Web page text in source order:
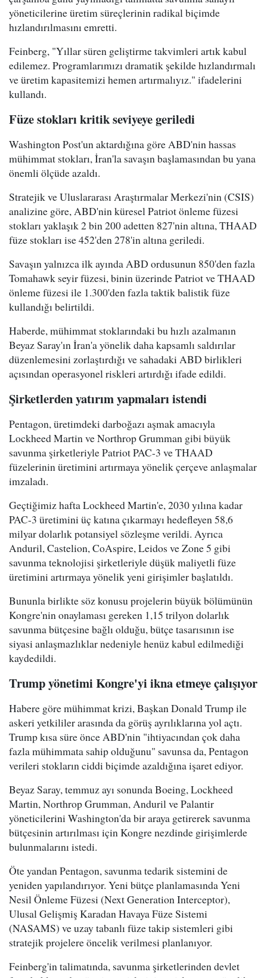
yöneticilerine üretim süreçlerinin radikal biçimde
hızlandırılmasını emretti.
Feinberg, "Yıllar süren geliştirme takvimleri artık kabul
edilemez. Programlarımızı dramatik şekilde hızlandırmalı
ve üretim kapasitemizi hemen artırmalıyız." ifadelerini
kullandı.
Füze stokları kritik seviyeye geriledi
Washington Post'un aktardığına göre ABD'nin hassas
mühimmat stokları, İran'la savaşın başlamasından bu yana
önemli ölçüde azaldı.
Stratejik ve Uluslararası Araştırmalar Merkezi'nin (CSIS)
analizine göre, ABD'nin küresel Patriot önleme füzesi
stokları yaklaşık 2 bin 200 adetten 827'nin altına, THAAD
füze stokları ise 452'den 278'in altına geriledi.
Savaşın yalnızca ilk ayında ABD ordusunun 850'den fazla
Tomahawk seyir füzesi, binin üzerinde Patriot ve THAAD
önleme füzesi ile 1.300'den fazla taktik balistik füze
kullandığı belirtildi.
Haberde, mühimmat stoklarındaki bu hızlı azalmanın
Beyaz Saray'ın İran'a yönelik daha kapsamlı saldırılar
düzenlemesini zorlaştırdığı ve sahadaki ABD birlikleri
açısından operasyonel riskleri artırdığı ifade edildi.
Şirketlerden yatırım yapmaları istendi
Pentagon, üretimdeki darboğazı aşmak amacıyla
Lockheed Martin ve Northrop Grumman gibi büyük
savunma şirketleriyle Patriot PAC-3 ve THAAD
füzelerinin üretimini artırmaya yönelik çerçeve anlaşmalar
imzaladı.
Geçtiğimiz hafta Lockheed Martin'e, 2030 yılına kadar
PAC-3 üretimini üç katına çıkarmayı hedefleyen 58,6
milyar dolarlık potansiyel sözleşme verildi. Ayrıca
Anduril, Castelion, CoAspire, Leidos ve Zone 5 gibi
savunma teknolojisi şirketleriyle düşük maliyetli füze
üretimini artırmaya yönelik yeni girişimler başlatıldı.
Bununla birlikte söz konusu projelerin büyük bölümünün
Kongre'nin onaylaması gereken 1,15 trilyon dolarlık
savunma bütçesine bağlı olduğu, bütçe tasarısının ise
siyasi anlaşmazlıklar nedeniyle henüz kabul edilmediği
kaydedildi.
Trump yönetimi Kongre'yi ikna etmeye çalışıyor
Habere göre mühimmat krizi, Başkan Donald Trump ile
askeri yetkililer arasında da görüş ayrılıklarına yol açtı.
Trump kısa süre önce ABD'nin "ihtiyacından çok daha
fazla mühimmata sahip olduğunu" savunsa da, Pentagon
verileri stokların ciddi biçimde azaldığına işaret ediyor.
Beyaz Saray, temmuz ayı sonunda Boeing, Lockheed
Martin, Northrop Grumman, Anduril ve Palantir
yöneticilerini Washington'da bir araya getirerek savunma
bütçesinin artırılması için Kongre nezdinde girişimlerde
bulunmalarını istedi.
Öte yandan Pentagon, savunma tedarik sistemini de
yeniden yapılandırıyor. Yeni bütçe planlamasında Yeni
Nesil Önleme Füzesi (Next Generation Interceptor),
Ulusal Gelişmiş Karadan Havaya Füze Sistemi
(NASAMS) ve uzay tabanlı füze takip sistemleri gibi
stratejik projelere öncelik verilmesi planlanıyor.
Feinberg'in talimatında, savunma şirketlerinden devlet